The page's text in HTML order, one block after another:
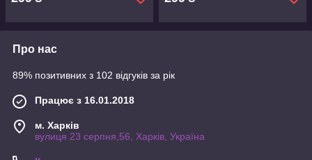
Про нас
89% позитивних з 102 відгуків за рік
Працює з 16.01.2018
м. Харків
вулиця 23 серпня,56, Харків, Україна